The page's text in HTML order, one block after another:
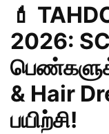
💄
2026:
& Hair
பயிற்சி!